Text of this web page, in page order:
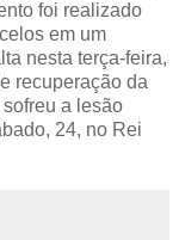
foi realizado
em um
nesta terça-feira,
recuperação da
a lesão
24, no Rei